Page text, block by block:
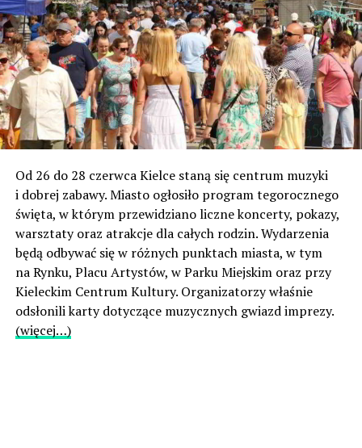
Od 26 do 28 czerwca Kielce staną się centrum muzyki
i dobrej zabawy. Miasto ogłosiło program tegorocznego
święta, w którym przewidziano liczne koncerty, pokazy,
warsztaty oraz atrakcje dla całych rodzin. Wydarzenia
będą odbywać się w różnych punktach miasta, w tym
na Rynku, Placu Artystów, w Parku Miejskim oraz przy
Kieleckim Centrum Kultury. Organizatorzy właśnie
odsłonili karty dotyczące muzycznych gwiazd imprezy.
(więcej…)